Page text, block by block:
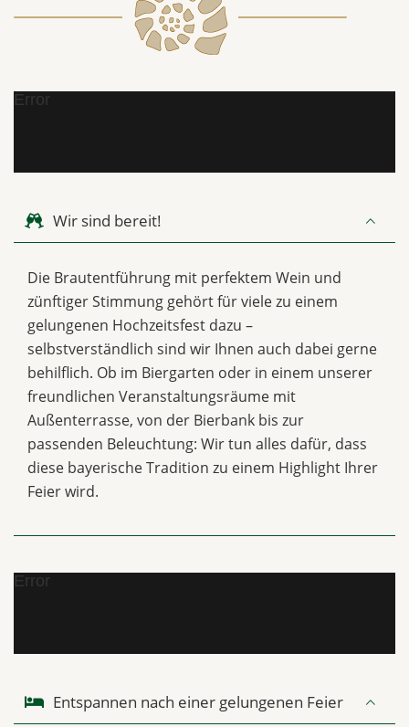
Error
Wir sind bereit!
Die Brautentführung mit perfektem Wein und
zünftiger Stimmung gehört für viele zu einem
gelungenen Hochzeitsfest dazu –
selbstverständlich sind wir Ihnen auch dabei gerne
behilflich. Ob im Biergarten oder in einem unserer
freundlichen Veranstaltungsräume mit
Außenterrasse, von der Bierbank bis zur
passenden Beleuchtung: Wir tun alles dafür, dass
diese bayerische Tradition zu einem Highlight Ihrer
Feier wird.
Error
Entspannen nach einer gelungenen Feier